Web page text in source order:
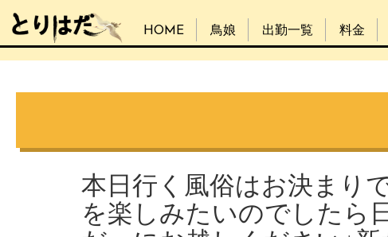
HOME 鳥娘 出勤一覧 料金
本日行く風俗はお決まり
を楽しみたいのでしたら